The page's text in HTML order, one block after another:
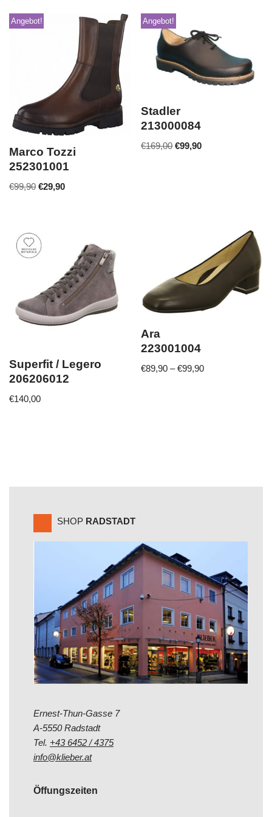
Angebot!
Marco Tozzi
252301001
€99,90 €29,90
Angebot!
Stadler
213000084
€169,00 €99,90
Superfit / Legero
206206012
€140,00
Ara
223001004
€89,90 –€99,90
SHOP RADSTADT
Ernest-Thun-Gasse 7
A-5550 Radstadt
Tel. +43 6452 / 4375
info@klieber.at
Öffungszeiten